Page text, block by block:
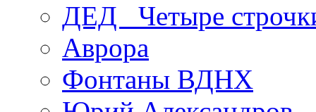
ДЕД _Четыре
Аврора
Фонтаны ВДНХ